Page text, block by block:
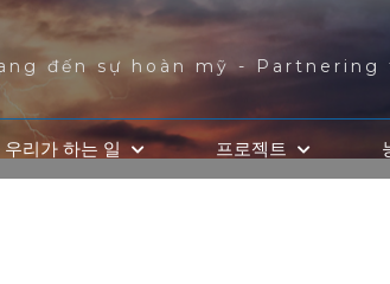
đến sự hoàn mỹ - Partnering
우리가 하는 일 프로젝트